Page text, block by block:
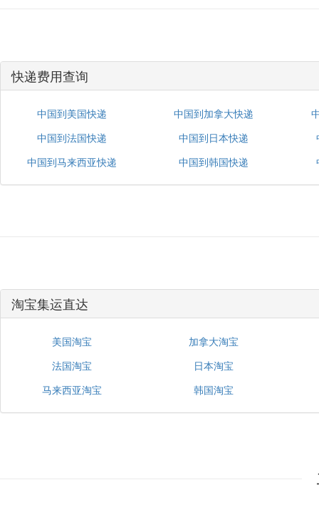
快递费用查询
中国到美国快递 中国到加拿大快递
中国到法国快递
中国到日本快递
中国到马来西亚快递
中国到韩国快递
淘宝集运直达
美国淘宝
加拿大淘宝
法国淘宝
日本淘宝
马来西亚淘宝
韩国淘宝